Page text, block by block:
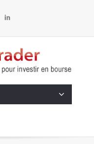
Instagram